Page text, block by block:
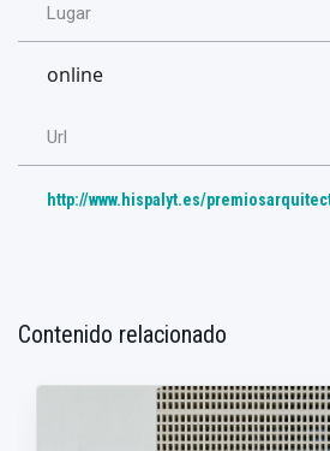
Lugar
online
Url
http://www.hispalyt.es/
Contenido relacionado